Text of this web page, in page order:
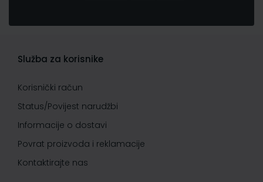
Služba za korisnike
Korisnički račun
Status/Povijest narudžbi
Informacije o dostavi
Povrat proizvoda i reklamacije
Kontaktirajte nas